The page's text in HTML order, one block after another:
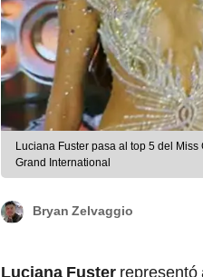
Luciana Fuster pasa al top 5 del
Grand International
Bryan Zelvaggio
Luciana Fuster representó